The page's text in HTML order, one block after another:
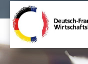
contenu
principal
pied
pageDFWK
Deutsch-